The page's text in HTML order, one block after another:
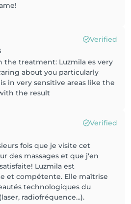
Verified
the treatment: Luzmila es very
about you particularly
in very sensitive areas like the
the result
Verified
fois que je visite cet
des massages et que j'en
Luzmila est
et compétente. Elle maîtrise
technologiques du
radiofréquence...).